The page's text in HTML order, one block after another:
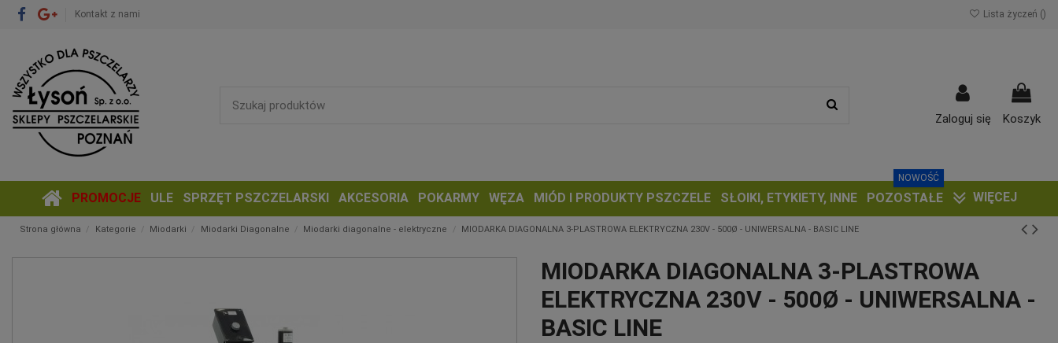
Kontakt z nami Lista życzeń ()
Zaloguj się Koszyk
PROMOCJE ULE SPRZĘT PSZCZELARSKI AKCESORIA POKARMY WĘZA MIÓD I PRODUKTY PSZCZELE SŁOIKI, ETYKIETY, INNE POZOSTAŁE
NOWOŚĆ
WIĘCEJ
Strona główna Kategorie Miodarki Miodarki Diagonalne Miodarki diagonalne - elektryczne MIODARKA DIAGONALNA 3-PLASTROWA ELEKTRYCZNA 230V - 500Ø - UNIWERSALNA - BASIC LINE
MIODARKA DIAGONALNA 3-PLASTROWA
ELEKTRYCZNA 230V - 500Ø - UNIWERSALNA -
BASIC LINE